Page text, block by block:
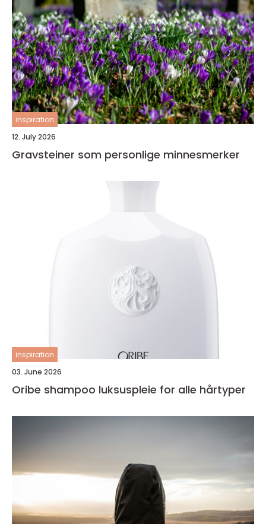
inspiration
12. July 2026
Gravsteiner som personlige minnesmerker
inspiration
03. June 2026
Oribe shampoo luksuspleie for alle hårtyper